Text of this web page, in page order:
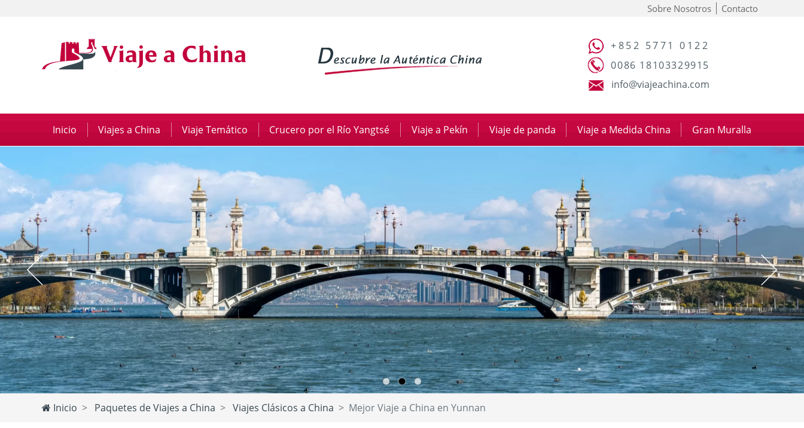
Sobre Nosotros Contacto
+852 5771 0122
0086 18103329915
info@viajeachina.com
Inicio Viajes a China Viaje Temático Crucero por el Río Yangtsé Viaje a Pekín Viaje de panda Viaje a Medida China Gran Muralla
Inicio Paquetes de Viajes a China Viajes Clásicos a China Mejor Viaje a China en Yunnan